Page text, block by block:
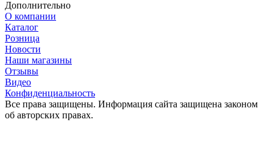
Дополнительно
О компании
Каталог
Розница
Новости
Наши магазины
Отзывы
Видео
Конфиденциальность
Все права защищены. Информация сайта защищена законом
об авторских правах.